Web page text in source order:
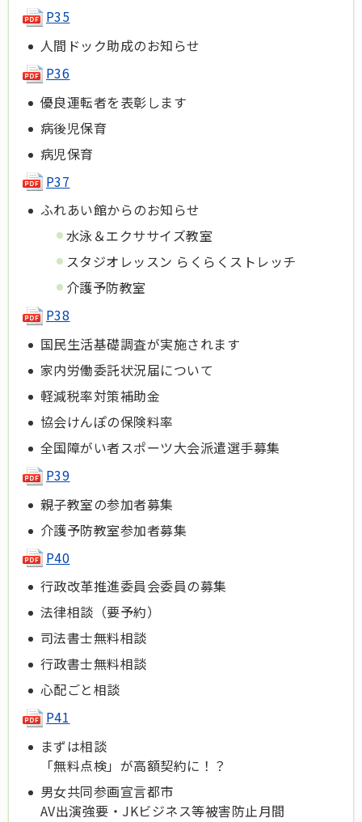
P35
人間ドック助成のお知らせ
P36
優良運転者を表彰します
病後児保育
病児保育
P37
ふれあい館からのお知らせ
水泳＆エクササイズ教室
スタジオレッスン らくらくストレッチ
介護予防教室
P38
国民生活基礎調査が実施されます
家内労働委託状況届について
軽減税率対策補助金
協会けんぽの保険料率
全国障がい者スポーツ大会派遣選手募集
P39
親子教室の参加者募集
介護予防教室参加者募集
P40
行政改革推進委員会委員の募集
法律相談（要予約）
司法書士無料相談
行政書士無料相談
心配ごと相談
P41
まずは相談
「無料点検」が高額契約に！？
男女共同参画宣言都市
AV出演強要・JKビジネス等被害防止月間